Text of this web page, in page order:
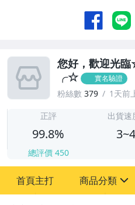
您好，歡迎光
╭☆
實名驗證
粉絲數 379 1天前
正評
99.8%
總評價 450
出貨速
3~4
首頁主打 商品分類